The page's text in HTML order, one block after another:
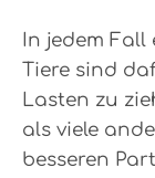
In jedem
Tiere sind
Lasten zu
als viele
besseren